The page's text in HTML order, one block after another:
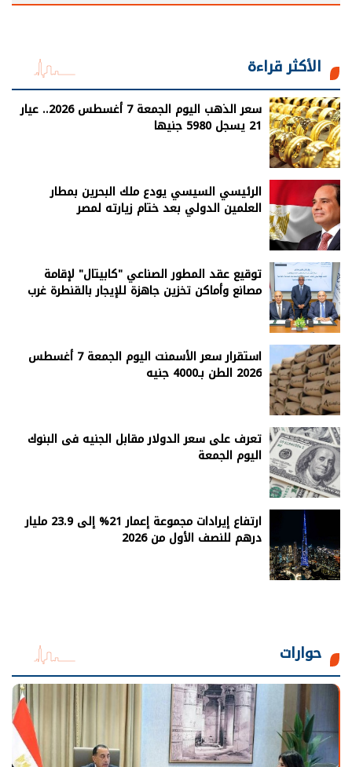
الأكثر قراءة
سعر الذهب اليوم الجمعة 7 أغسطس 2026.. عيار
21 يسجل 5980 جنيها
الرئيسي السيسي يودع ملك البحرين بمطار
العلمين الدولي بعد ختام زيارته لمصر
توقيع عقد المطور الصناعي "كابيتال" لإقامة
مصانع وأماكن تخزين جاهزة للإيجار بالقنطرة غرب
استقرار سعر الأسمنت اليوم الجمعة 7 أغسطس
2026 الطن بـ4000 جنيه
تعرف على سعر الدولار مقابل الجنيه فى البنوك
اليوم الجمعة
ارتفاع إيرادات مجموعة إعمار 21% إلى 23.9 مليار
درهم للنصف الأول من 2026
حوارات